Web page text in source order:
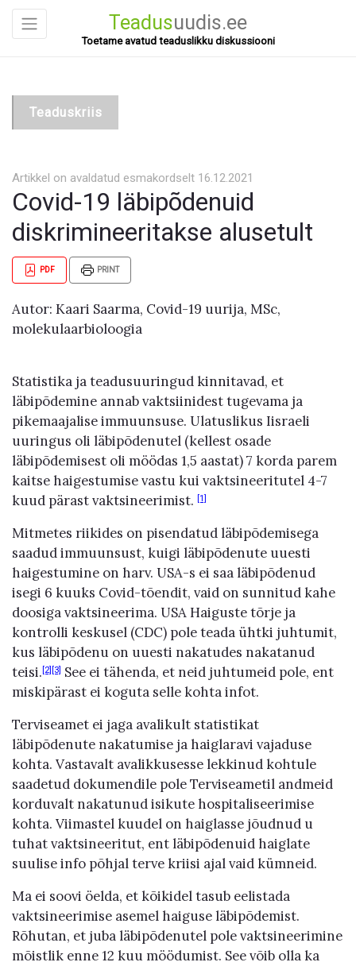
Teadusuudis.ee
Toetame avatud teaduslikku diskussiooni
Teaduskriis
Artikkel on avaldatud esmakordselt 16.12.2021
Covid-19 läbipõdenuid
diskrimineeritakse alusetult
PDF PRINT
Autor: Kaari Saarma, Covid-19 uurija, MSc,
molekulaarbioloogia
Statistika ja teadusuuringud kinnitavad, et
läbipõdemine annab vaktsiinidest tugevama ja
pikemaajalise immuunsuse. Ulatuslikus Iisraeli
uuringus oli läbipõdenutel (kellest osade
läbipõdemisest oli möödas 1,5 aastat) 7 korda parem
kaitse haigestumise vastu kui vaktsineeritutel 4-7
kuud pärast vaktsineerimist. [1]
Mitmetes riikides on pisendatud läbipõdemisega
saadud immuunsust, kuigi läbipõdenute uuesti
haigestumine on harv. USA-s ei saa läbipõdenud
isegi 6 kuuks Covid-tõendit, vaid on sunnitud kahe
doosiga vaktsineerima. USA Haiguste tõrje ja
kontrolli keskusel (CDC) pole teada ühtki juhtumit,
kus läbipõdenu on uuesti nakatudes nakatanud
teisi.[2][3] See ei tähenda, et neid juhtumeid pole, ent
miskipärast ei koguta selle kohta infot.
Terviseamet ei jaga avalikult statistikat
läbipõdenute nakatumise ja haiglaravi vajaduse
kohta. Vastavalt avalikkusesse lekkinud kohtule
saadetud dokumendile pole Terviseametil andmeid
korduvalt nakatunud isikute hospitaliseerimise
kohta. Viimastel kuudel on haiglasse jõudnud u
tuhat vaktsineeritut, ent läbipõdenuid haiglate
suulise info põhjal terve kriisi ajal vaid kümneid.
Ma ei soovi öelda, et kõikidel tasub eelistada
vaktsineerimise asemel haiguse läbipõdemist.
Rõhutan, et juba läbipõdenutel pole vaktsineerimine
mõistlik enne 12 kuu möödumist. See võib olla ka